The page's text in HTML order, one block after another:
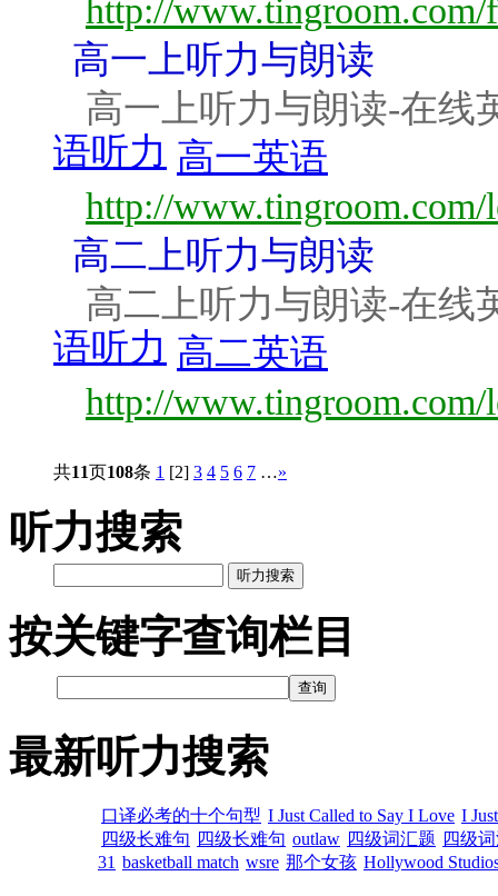
http://
高一上听力与朗读
高一上听力与朗读-在线
语听力 高一英语
http://www.tingroom.com/
高二上听力与朗读
高二上听力与朗读-在线
语听力 高二英语
http://www.tingroom.com/
共11页108条 1 [2] 3 4 5 6 7 …»
听力搜索
听力搜索
按关键字查询栏目
最新听力搜索
口译必考的十个句型 I Just Called to Say I Love I
四级长难句 四级长难句 outlaw 四级词汇题 四级
31 basketball match wsre 那个女孩 Hollywood